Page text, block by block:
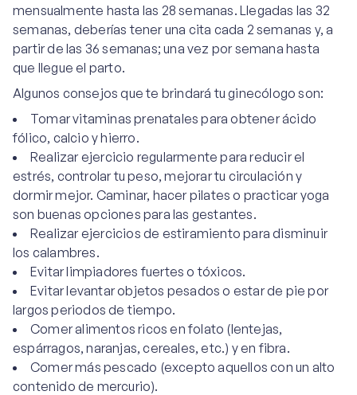
mensualmente hasta las 28 semanas. Llegadas las 32
semanas, deberías tener una cita cada 2 semanas y, a
partir de las 36 semanas; una vez por semana hasta
que llegue el parto.
Algunos consejos que te brindará tu ginecólogo son:
Tomar vitaminas prenatales para obtener ácido
fólico, calcio y hierro.
Realizar ejercicio regularmente para reducir el
estrés, controlar tu peso, mejorar tu circulación y
dormir mejor. Caminar, hacer pilates o practicar yoga
son buenas opciones para las gestantes.
Realizar ejercicios de estiramiento para disminuir
los calambres.
Evitar limpiadores fuertes o tóxicos.
Evitar levantar objetos pesados o estar de pie por
largos periodos de tiempo.
Comer alimentos ricos en folato (lentejas,
espárragos, naranjas, cereales, etc.) y en fibra.
Comer más pescado (excepto aquellos con un alto
contenido de mercurio).